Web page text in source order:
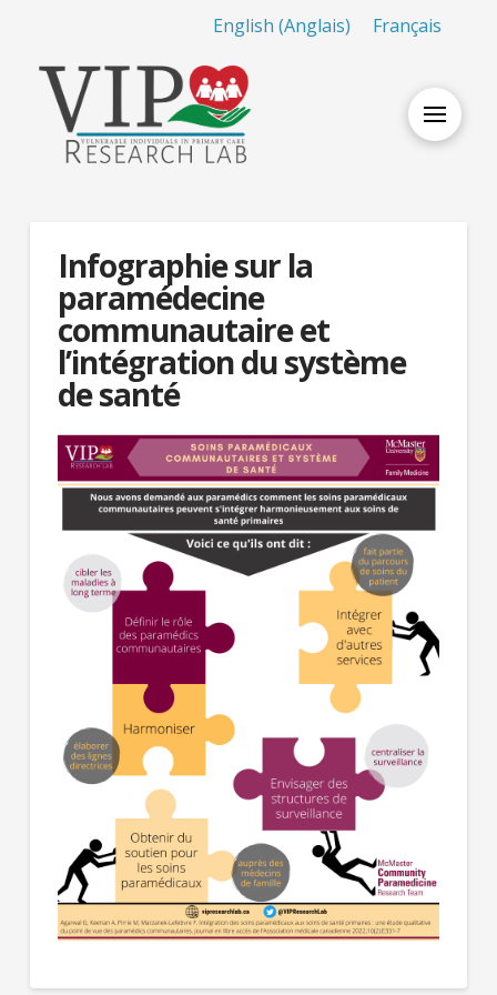
English (Anglais) Français
Infographie sur la
paramédecine
communautaire et
l’intégration du système
de santé